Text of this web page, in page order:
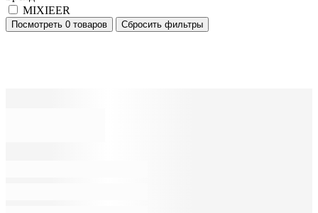
MIXIEER
Посмотреть 0 товаров Сбросить фильтры